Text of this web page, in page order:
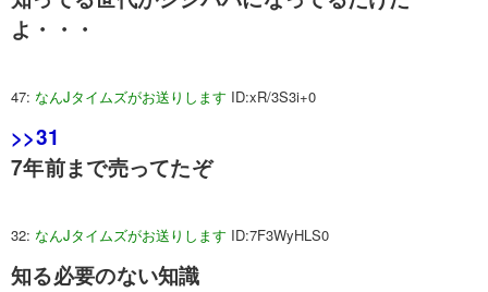
よ・・・
47: なんJタイムズがお送りします ID:xR/3S3i+0
>>31
7年前まで売ってたぞ
32: なんJタイムズがお送りします ID:7F3WyHLS0
知る必要のない知識